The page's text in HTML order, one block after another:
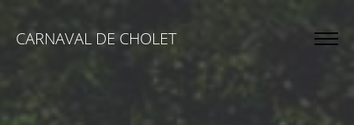
CARNAVAL DE CHOLET